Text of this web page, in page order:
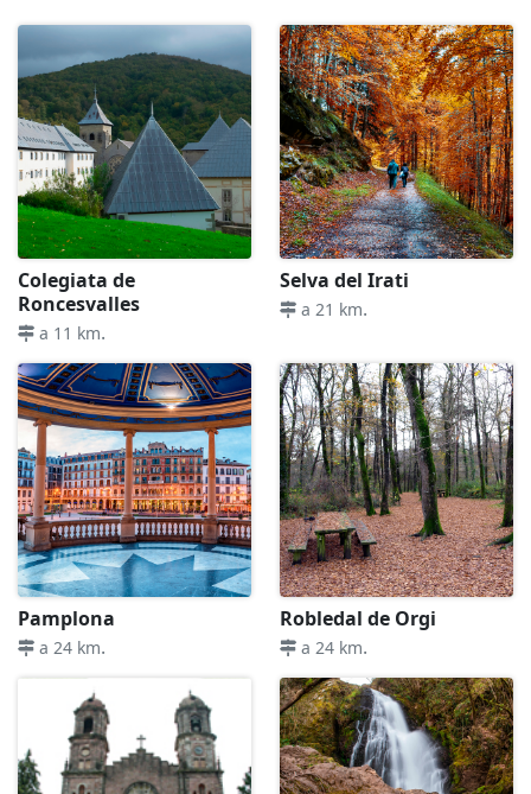
Colegiata de
Roncesvalles
a 11 km.
Selva del Irati
a 21 km.
Pamplona
a 24 km.
Robledal de Orgi
a 24 km.